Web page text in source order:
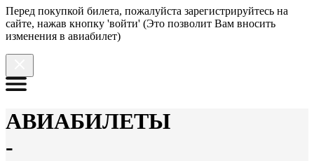
Перед покупкой билета, пожалуйста зарегистрируйтесь на
сайте, нажав кнопку 'войти' (Это позволит Вам вносить
изменения в авиабилет)
АВИАБИЛЕТЫ
-